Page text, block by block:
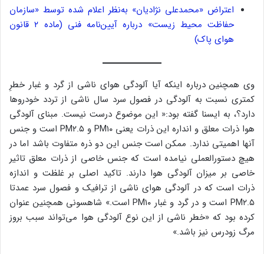
اعتراض «محمدعلی نژادیان» به‌نظر اعلام شده توسط «سازمان
حفاظت محیط‌ زیست» درباره آیین‌نامه فنی (ماده ۲ قانون
هوای پاک)
وی همچنین درباره اینکه آیا آلودگی هوای ناشی از گرد و غبار خطرِ
کمتری نسبت به آلودگی در فصول سرد سال ناشی از تردد خودروها
دارد؟، به ایسنا گفته بود:« این موضوع درست نیست. مبنای آلودگی
هوا ذرات معلق و انداره این ذرات یعنی PM۱۰ و PM۲.۵ است و جنس
آنها اهمیتی ندارد. ممکن است جنس این دو ذره متفاوت باشد اما در
هیچ دستورالعملی نیامده است که جنس خاصی از ذرات معلق تاثیر
خاصی بر میزان آلودگی هوا دارند. تاکید اصلی بر غلظت و اندازه
ذرات است که در آلودگی هوای ناشی از ترافیک و فصول سرد عمدتا
PM۲.۵ است و در گرد و غبار PM۱۰ است.» شاهسونی همچنین عنوان
کرده بود که «خطر ناشی از این نوع آلودگی هوا می‌تواند سبب بروز
مرگ زودرس نیز باشد.»